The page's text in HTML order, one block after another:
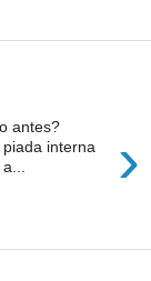
›
antes?
interna